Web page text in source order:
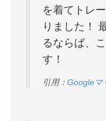
を着てトレ
りました！
るならば、
す！
引用： Googleマ